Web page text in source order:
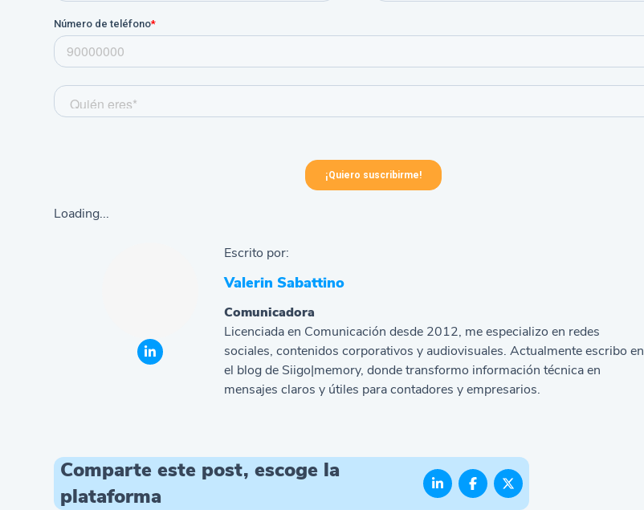
Loading...
Escrito por:
Valerin Sabattino
Comunicadora
Licenciada en Comunicación desde 2012, me especializo en redes
sociales, contenidos corporativos y audiovisuales. Actualmente escribo en
el blog de Siigo|memory, donde transformo información técnica en
mensajes claros y útiles para contadores y empresarios.
Comparte este post, escoge la
plataforma